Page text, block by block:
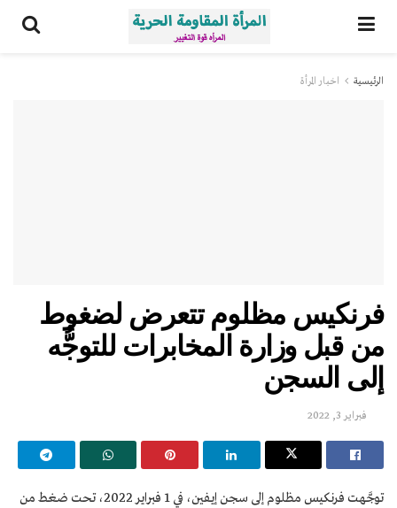
الرئيسية اخبار المرأة
فرنكيس مظلوم تتعرض لضغوط
من قبل وزارة المخابرات للتوجُّه
إلى السجن
فبراير 3, 2022
توجَّهت فرنكيس مظلوم إلى سجن إيفين، في 1 فبراير 2022، تحت ضغط من